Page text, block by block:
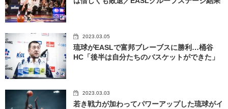
2023.03.05
琉球がEASLで富邦ブレーブスに勝利…桶谷
HC「後半は自分たちのバスケットができた」
2023.03.03
若き戦力が加わってパワーアップした琉球がイ